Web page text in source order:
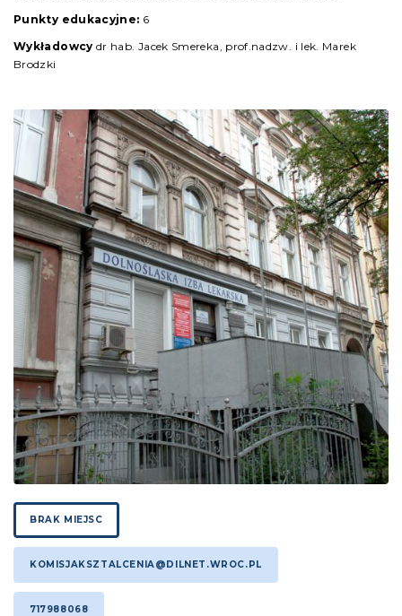
Punkty edukacyjne: 6
Wykładowcy dr hab. Jacek Smereka, prof.nadzw. i lek. Marek
Brodzki
BRAK MIEJSC
KOMISJAKSZTALCENIA@DILNET.WROC.PL
717988068